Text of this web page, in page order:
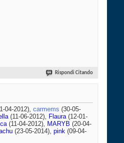
Rispondi Citando
04-2012), carmems (30-05-
(11-06-2012), Flaura(12-01-
(11-04-2012), MARYB (20-04-
(23-05-2014), pink (09-04-